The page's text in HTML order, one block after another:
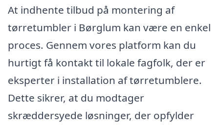
At indhente tilbud på montering af
tørretumbler i Børglum kan være en enkel
proces. Gennem vores platform kan du
hurtigt få kontakt til lokale fagfolk, der er
eksperter i installation af tørretumblere.
Dette sikrer, at du modtager
skræddersyede løsninger, der opfylder